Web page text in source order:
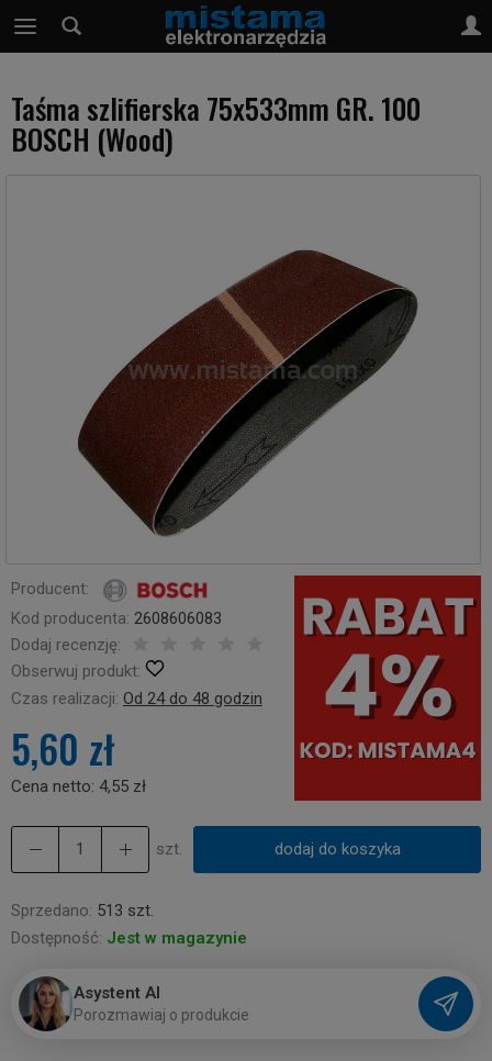
Taśma szlifierska 75x533mm GR. 100
BOSCH (Wood)
Producent:
Kod producenta: 2608606083
Dodaj recenzję:
Obserwuj produkt:
Czas realizacji: Od 24 do 48 godzin
5,60 zł
Cena netto: 4,55 zł
szt. dodaj do koszyka
Sprzedano: 513 szt.
Dostępność: Jest w magazynie
Asystent AI
Porozmawiaj o produkcie